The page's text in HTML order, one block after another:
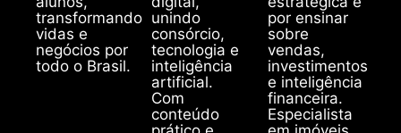
transformando
vidas e
negócios por
todo o Brasil.
unindo
consórcio,
tecnologia e
inteligência
artificial.
Com
conteúdo
por ensinar
sobre
vendas,
investimentos
e inteligência
financeira.
Especialista